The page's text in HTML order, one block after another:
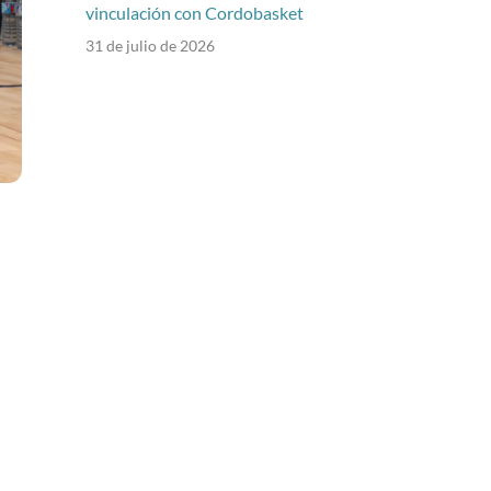
vinculación con Cordobasket
31 de julio de 2026